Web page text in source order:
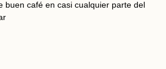
buen café en casi cualquier parte del